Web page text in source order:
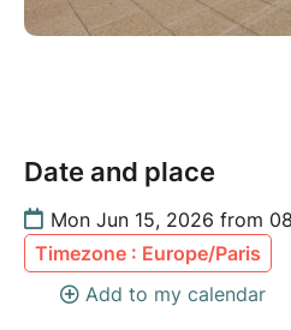
Date and place
Mon Jun 15, 2026 from
Timezone : Europe/Paris
Add to my calendar